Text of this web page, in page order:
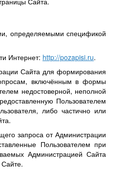
определяемыми спецификой
Интернет: http://pozapisi.ru.
Сайта для формирования
включённым в формы
недостоверной, неполной
Пользователем
либо частично или
запроса от Администрации
Пользователем при
Администрацией Сайта